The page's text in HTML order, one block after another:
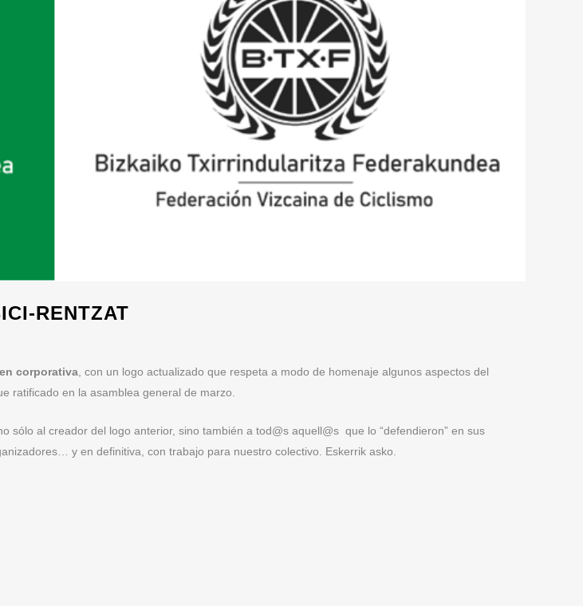
RENTZAT
corporativa, con un logo actualizado que respeta a modo de homenaje algunos aspectos del
ratificado en la asamblea general de marzo.
sólo al creador del logo anterior, sino también a tod@s aquell@s que lo “defendieron” en sus
y en definitiva, con trabajo para nuestro colectivo. Eskerrik asko.